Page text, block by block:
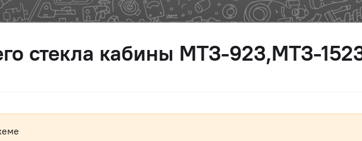
стекла кабины МТЗ-923,МТЗ-